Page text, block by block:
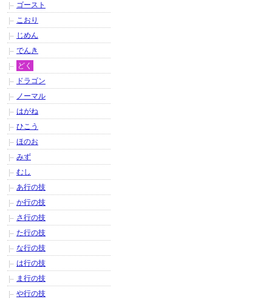
ゴースト
こおり
じめん
でんき
どく
ドラゴン
ノーマル
はがね
ひこう
ほのお
みず
むし
あ行の技
か行の技
さ行の技
た行の技
な行の技
は行の技
ま行の技
や行の技